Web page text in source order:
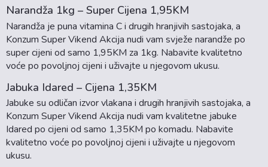
Narandža 1kg – Super Cijena 1,95KM
Narandža je puna vitamina C i drugih hranjivih sastojaka, a
Konzum Super Vikend Akcija nudi vam svježe narandže po
super cijeni od samo 1,95KM za 1kg. Nabavite kvalitetno
voće po povoljnoj cijeni i uživajte u njegovom ukusu.
Jabuka Idared – Cijena 1,35KM
Jabuke su odličan izvor vlakana i drugih hranjivih sastojaka, a
Konzum Super Vikend Akcija nudi vam kvalitetne jabuke
Idared po cijeni od samo 1,35KM po komadu. Nabavite
kvalitetno voće po povoljnoj cijeni i uživajte u njegovom
ukusu.